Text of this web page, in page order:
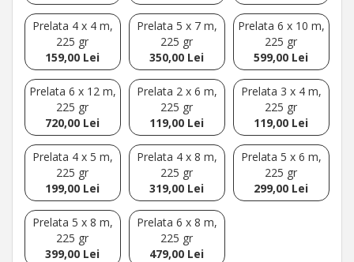
Prelata 4 x 4 m,
225 gr
159,00 Lei
Prelata 5 x 7 m,
225 gr
350,00 Lei
Prelata 6 x 10 m,
225 gr
599,00 Lei
Prelata 6 x 12 m,
225 gr
720,00 Lei
Prelata 2 x 6 m,
225 gr
119,00 Lei
Prelata 3 x 4 m,
225 gr
119,00 Lei
Prelata 4 x 5 m,
225 gr
199,00 Lei
Prelata 4 x 8 m,
225 gr
319,00 Lei
Prelata 5 x 6 m,
225 gr
299,00 Lei
Prelata 5 x 8 m,
225 gr
399,00 Lei
Prelata 6 x 8 m,
225 gr
479,00 Lei